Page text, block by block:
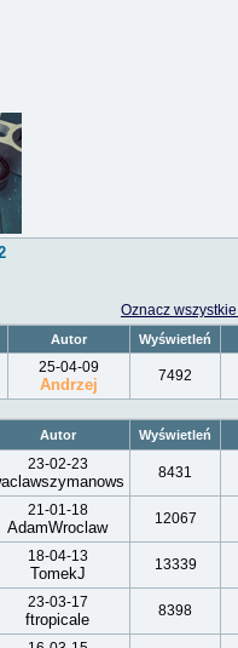
Oznacz
Autor Wyświetleń
25-04-09
Andrzej 7492
Autor Wyświetleń
23-02-23 8431
21-01-18
AdamWroclaw 12067
18-04-13
TomekJ 13339
23-03-17
ftropicale 8398